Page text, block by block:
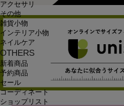
アクセサリ
その他
雑貨小物
インテリア小物
ネイルケア
OTHERS
新着商品
予約商品
セール
コーディネート
ショップリスト